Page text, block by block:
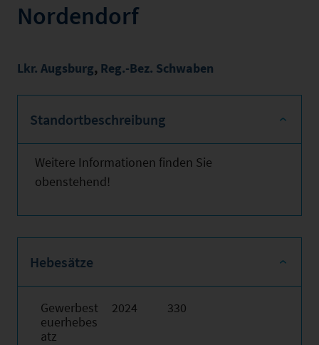
Nordendorf
Lkr. Augsburg, Reg.-Bez. Schwaben
Standortbeschreibung
Weitere Informationen finden Sie
obenstehend!
Hebesätze
Gewerbest
euerhebes
atz
2024 330